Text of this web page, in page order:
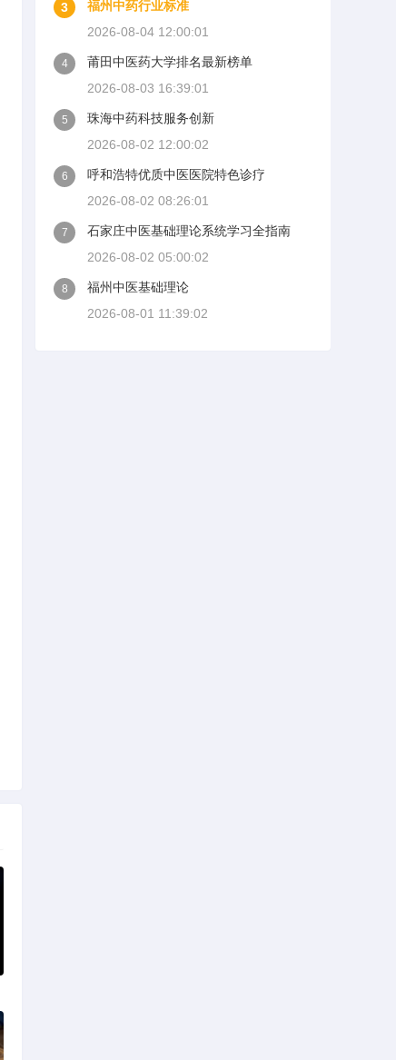
3
福州中药行业标准
2026-08-04 12:00:01
4
莆田中医药大学排名最新榜单
2026-08-03 16:39:01
5
珠海中药科技服务创新
2026-08-02 12:00:02
6
呼和浩特优质中医医院特色诊疗
2026-08-02 08:26:01
7
石家庄中医基础理论系统学习全指南
2026-08-02 05:00:02
8
福州中医基础理论
2026-08-01 11:39:02